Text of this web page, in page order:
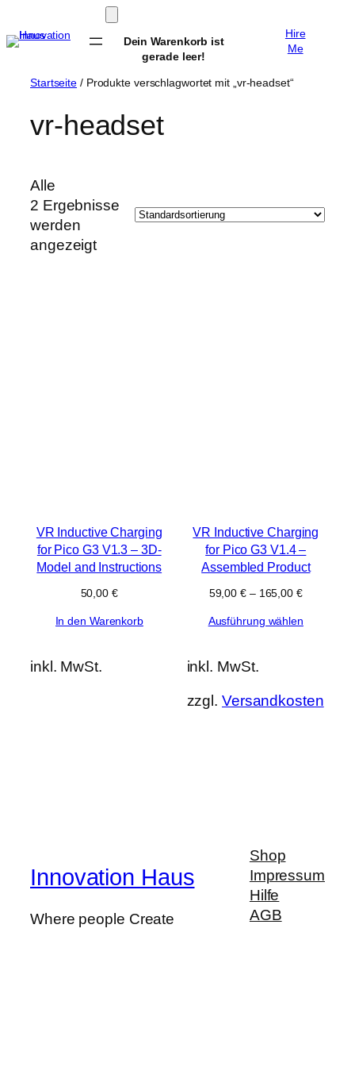
Inhalt
Dein Warenkorb ist
gerade leer!
Hire
Me
Startseite / Produkte verschlagwortet mit „vr-headset“
vr-headset
Alle
2 Ergebnisse
werden
angezeigt
VR Inductive Charging
for Pico G3 V1.3 – 3D-
Model and Instructions
50,00 €
In den Warenkorb
inkl. MwSt.
VR Inductive Charging
for Pico G3 V1.4 –
Assembled Product
59,00€– 165,00 €
Ausführung wählen
inkl. MwSt.
zzgl. Versandkosten
Innovation Haus
Where people Create
Shop
Impressum
Hilfe
AGB